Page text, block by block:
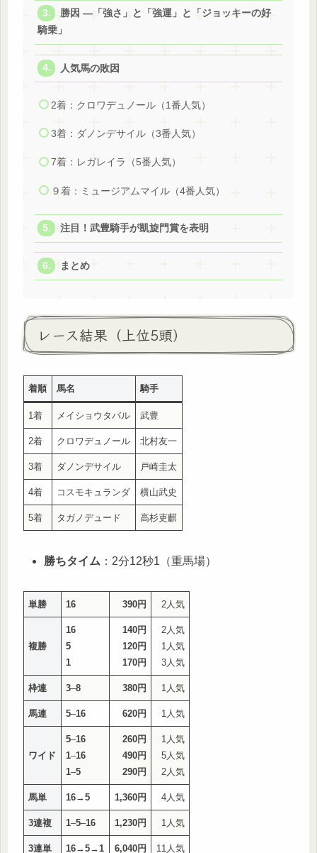
勝因 ―「強さ」と「強運」と「ジョッキーの好
騎乗」
人気馬の敗因
2着：クロワデュノール（1番人気）
3着：ダノンデサイル（3番人気）
7着：レガレイラ（5番人気）
９着：ミュージアムマイル（4番人気）
注目！武豊騎手が凱旋門賞を表明
まとめ
レース結果（上位5頭）
着順 馬名 騎手
1着 メイショウタバル 武豊
2着 クロワデュノール 北村友一
3着 ダノンデサイル 戸崎圭太
4着 コスモキュランダ 横山武史
5着 タガノデュード 高杉吏麒
勝ちタイム ：2分12秒1（重馬場）
単勝 16 390円 2人気
複勝
16
5
1
140円
120円
170円
2人気
1人気
3人気
枠連 3–8 380円 1人気
馬連 5–16 620円 1人気
ワイド
5–16
1–16
1–5
260円
490円
290円
1人気
5人気
2人気
馬単 16→5 1,360円 4人気
3連複 1–5–16 1,230円 1人気
3連単 16→5→1 6,040円 11人気